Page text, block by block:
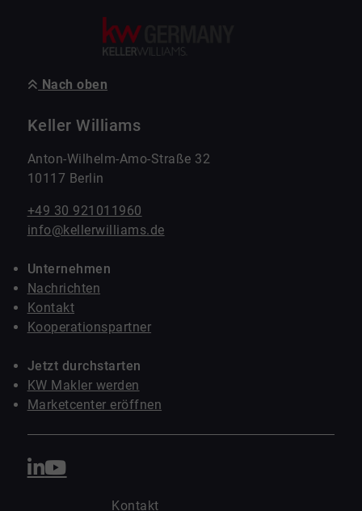
zur Seite. So wird aus Ihrem Vorhaben ein
tragfähiges Projekt – ohne unnötige Risiken.
Nach oben
Keller Williams
Anton-Wilhelm-Amo-Straße 32
10117 Berlin
+49 30 921011960
info@kellerwilliams.de
Unternehmen
Nachrichten
Kontakt
Kooperationspartner
Jetzt durchstarten
KW Makler werden
Marketcenter eröffnen
Kontakt